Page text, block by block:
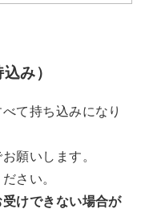
み）
て持ち込みになり
願いします。
さい。
けできない場合が